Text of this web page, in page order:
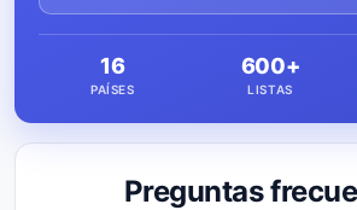
Preguntas
16
PAÍSES
600+
LISTAS